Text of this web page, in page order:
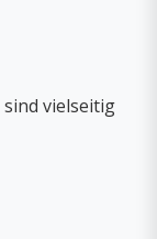
sind vielseitig